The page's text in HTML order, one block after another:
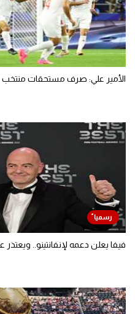
الأمير علي: صرف مستحقات منتخب
فيفا يعلن دعمه لإنفانتينو..